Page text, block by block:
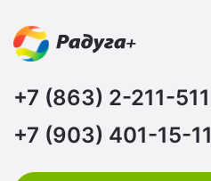
+7 (863) 2-211-511
+7 (903) 401-15-11